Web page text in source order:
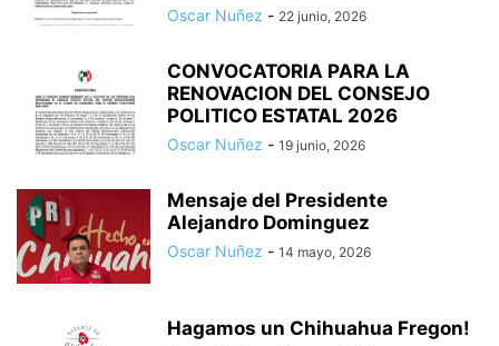
Oscar Nuñez - 22 junio, 2026
CONVOCATORIA PARA LA
RENOVACION DEL CONSEJO
POLITICO ESTATAL 2026
Oscar Nuñez - 19 junio, 2026
Mensaje del Presidente
Alejandro Dominguez
Oscar Nuñez - 14 mayo, 2026
Hagamos un Chihuahua Fregon!